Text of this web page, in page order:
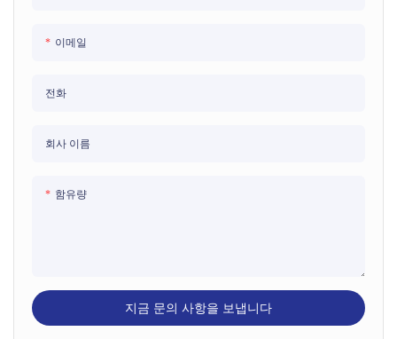
이메일
전화
회사 이름
함유량
지금 문의 사항을 보냅니다